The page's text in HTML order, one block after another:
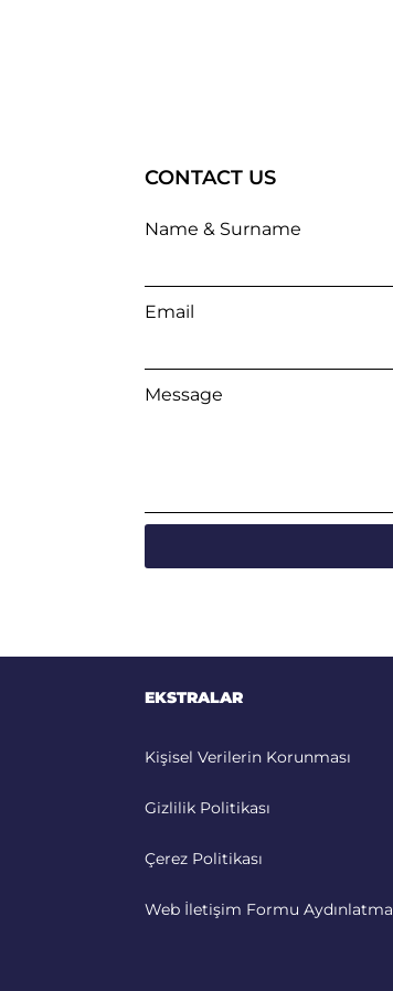
CONTACT US
Name & Surname
Email
Message
EKSTRALAR
Kişisel Verilerin Korunması
Gizlilik Politikası
Çerez Politikası
Web İletişim Formu Aydınlatma